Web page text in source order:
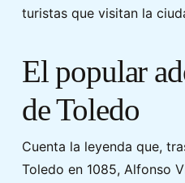
turistas que visitan la
El popular
de Toledo
Cuenta la leyenda que,
Toledo en 1085, Alfonso